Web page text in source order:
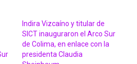
Indira Vizcaíno y titular de
SICT inauguraron el Arco Sur
de Colima, en enlace con la
presidenta Claudia